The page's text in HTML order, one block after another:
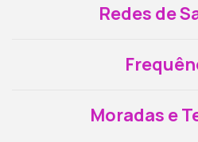
Redes de
Moradas e